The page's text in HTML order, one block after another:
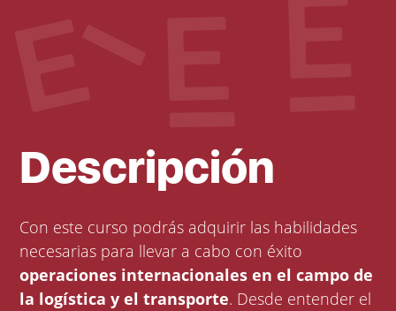
Descripción
Con este curso podrás adquirir las habilidades
necesarias para llevar a cabo con éxito
operaciones internacionales en el campo de
la logística y el transporte. Desde entender el